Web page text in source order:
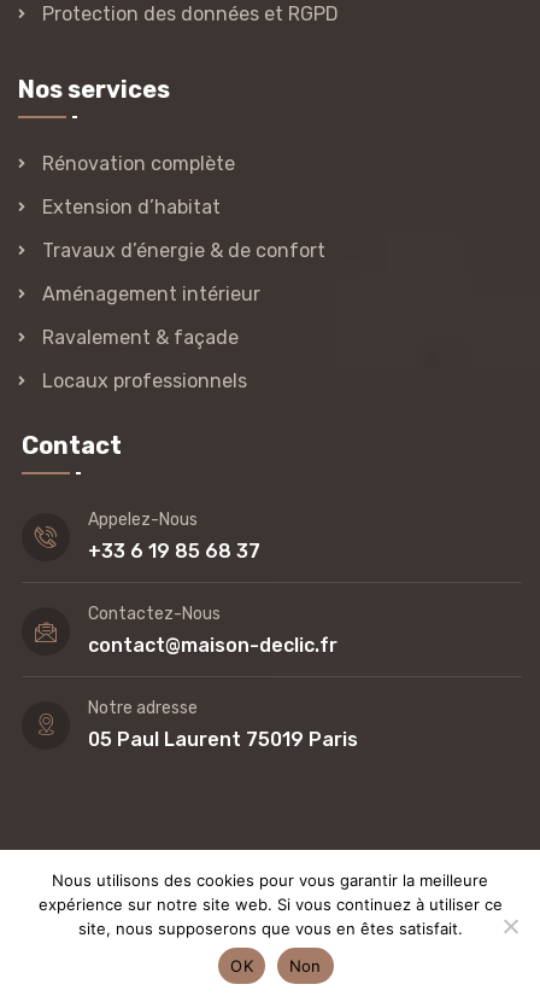
Protection des données et RGPD
Nos services
Rénovation complète
Extension d’habitat
Travaux d’énergie & de confort
Aménagement intérieur
Ravalement & façade
Locaux professionnels
Contact
Appelez-Nous
+33 6 19 85 68 37
Contactez-Nous
contact@maison-declic.fr
Notre adresse
05 Paul Laurent 75019 Paris
©Maison & Déclic 2025 | Tous droits réservés Fait avec
à
Paris par Media Minds
Nous utilisons des cookies pour vous garantir la meilleure
expérience sur notre site web. Si vous continuez à utiliser ce
site, nous supposerons que vous en êtes satisfait.
OK
Non